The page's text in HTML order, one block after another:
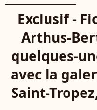
Exclusif -
Arthus-
quelques-
avec la
Saint-